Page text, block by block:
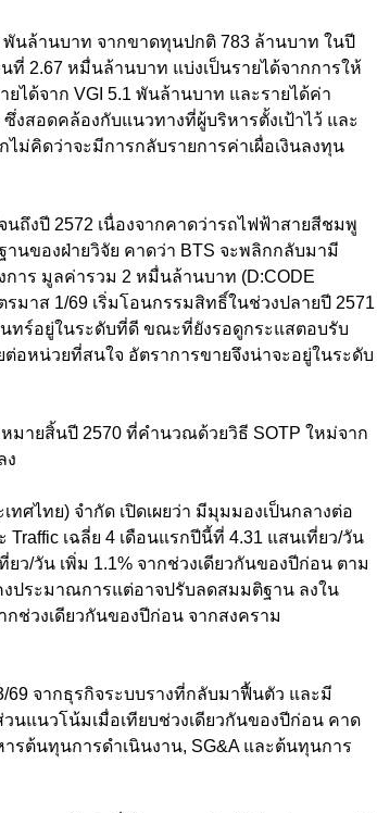
นล้านบาท จากขาดทุนปกติ 783 ล้านบาท ในปี
ที่ 2.67 หมื่นล้านบาท แบ่งเป็นรายได้จากการให้
ได้จาก VGI 5.1 พันล้านบาท และรายได้ค่า
งสอดคล้องกับแนวทางที่ผู้บริหารตั้งเป้าไว้ และ
ม่คิดว่าจะมีการกลับรายการค่าเผื่อเงินลงทุน
ถึงปี 2572 เนื่องจากคาดว่ารถไฟฟ้าสายสีชมพู
นของฝ่ายวิจัย คาดว่า BTS จะพลิกกลับมามี
การ มูลค่ารวม 2 หมื่นล้านบาท (D:CODE
มาส 1/69 เริ่มโอนกรรมสิทธิ์ในช่วงปลายปี 2571
ทร์อยู่ในระดับที่ดี ขณะที่ยังรอดูกระแสตอบรับ
อหน่วยที่สนใจ อัตราการขายจึงน่าจะอยู่ในระดับ
มายสิ้นปี 2570 ที่คำนวณด้วยวิธี SOTP ใหม่จาก
ง
ศไทย) จำกัด เปิดเผยว่า มีมุมมองเป็นกลางต่อ
เฉลี่ย 4 เดือนแรกปีนี้ที่ 4.31 แสนเที่ยว/วัน
ว/วัน เพิ่ม 1.1% จากช่วงเดียวกันของปีก่อน ตาม
งประมาณการแต่อาจปรับลดสมมติฐาน ลงใน
ช่วงเดียวกันของปีก่อน จากสงคราม
69 จากธุรกิจระบบรางที่กลับมาฟื้นตัว และมี
วนแนวโน้มเมื่อเทียบช่วงเดียวกันของปีก่อน คาด
ารต้นทุนการดำเนินงาน, SG&A และต้นทุนการ